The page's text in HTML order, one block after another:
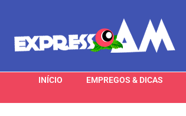
INÍCIO EMPREGOS & DICAS